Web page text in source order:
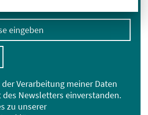
Verarbeitung meiner Daten
des Newsletters einverstanden.
zu unserer